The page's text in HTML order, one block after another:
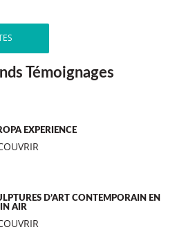
Témoignages
EXPERIENCE
D’ART CONTEMPORAIN EN
AIR